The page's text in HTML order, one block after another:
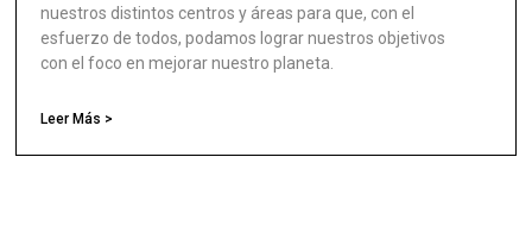
nuestros distintos centros y áreas para que, con el
esfuerzo de todos, podamos lograr nuestros objetivos
con el foco en mejorar nuestro planeta.
Leer Más >